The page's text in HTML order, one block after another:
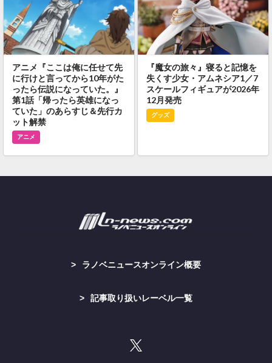
アニメ『ここは俺に任せて先
に行けと言ってから10年がた
ったら伝説になっていた。』
第1話「帰ったら英雄になっ
ていた」のあらすじ＆先行カ
ット解禁
アニメ
『魔女の旅々』寝ると記憶を
失くす少女・アムネシア1／7
スケールフィギュアが2026年
12月発売
グッズ
ラノベニュースオンライン概要
記事取り扱いレーベル一覧